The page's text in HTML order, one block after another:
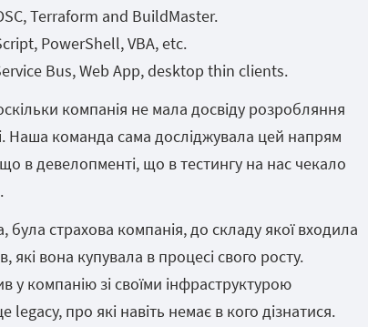
Terraform and BuildMaster.
PowerShell, VBA, etc.
Bus, Web App, desktop thin clients.
компанія не мала досвіду розробляння
Наша команда сама досліджувала цей напрям
в девелопменті, що в тестингу на нас чекало
страхова компанія, до складу якої входила
які вона купувала в процесі свого росту.
у компанію зі своїми інфраструктурою
legacy, про які навіть немає в кого дізнатися.